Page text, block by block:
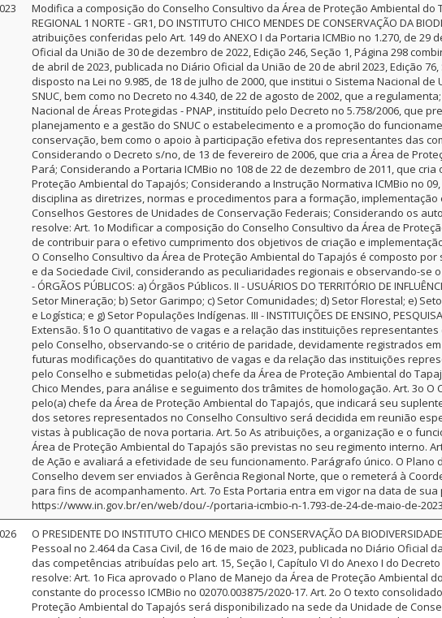
Modifica a composição do Conselho Consultivo da Área de Proteção Ambiental do
REGIONAL 1 NORTE - GR1, DO INSTITUTO CHICO MENDES DE CONSERVAÇÃO DA
atribuições conferidas pelo Art. 149 do ANEXO I da Portaria ICMBio no 1.270, de 29
Oficial da União de 30 de dezembro de 2022, Edição 246, Seção 1, Página 298
de abril de 2023, publicada no Diário Oficial da União de 20 de abril 2023, Edição
disposto na Lei no 9.985, de 18 de julho de 2000, que institui o Sistema Nacional
SNUC, bem como no Decreto no 4.340, de 22 de agosto de 2002, que a
Nacional de Áreas Protegidas - PNAP, instituído pelo Decreto no 5.758/2006, que
planejamento e a gestão do SNUC o estabelecimento e a promoção do
conservação, bem como o apoio à participação efetiva dos representantes das
Considerando o Decreto s/no, de 13 de fevereiro de 2006, que cria a Área de
Pará; Considerando a Portaria ICMBio no 108 de 22 de dezembro de 2011, que
Proteção Ambiental do Tapajós; Considerando a Instrução Normativa ICMBio no
disciplina as diretrizes, normas e procedimentos para a formação,
Conselhos Gestores de Unidades de Conservação Federais; Considerando os
resolve: Art. 1o Modificar a composição do Conselho Consultivo da Área de
de contribuir para o efetivo cumprimento dos objetivos de criação e
O Conselho Consultivo da Área de Proteção Ambiental do Tapajós é composto
e da Sociedade Civil, considerando as peculiaridades regionais e observando-se
- ÓRGÃOS PÚBLICOS: a) Órgãos Públicos. II - USUÁRIOS DO TERRITÓRIO DE
Setor Mineração; b) Setor Garimpo; c) Setor Comunidades; d) Setor Florestal; e)
e Logística; e g) Setor Populações Indígenas. III - INSTITUIÇÕES DE ENSINO,
Extensão. §1o O quantitativo de vagas e a relação das instituições
pelo Conselho, observando-se o critério de paridade, devidamente registrados
futuras modificações do quantitativo de vagas e da relação das instituições
pelo Conselho e submetidas pelo(a) chefe da Área de Proteção Ambiental do
Chico Mendes, para análise e seguimento dos trâmites de homologação. Art. 3o
pelo(a) chefe da Área de Proteção Ambiental do Tapajós, que indicará seu
dos setores representados no Conselho Consultivo será decidida em reunião
vistas à publicação de nova portaria. Art. 5o As atribuições, a organização e o
Área de Proteção Ambiental do Tapajós são previstas no seu regimento interno.
de Ação e avaliará a efetividade de seu funcionamento. Parágrafo único. O Plano
Conselho devem ser enviados à Gerência Regional Norte, que o remeterá à
para fins de acompanhamento. Art. 7o Esta Portaria entra em vigor na data de sua
https://www.in.gov.br/en/web/dou/-/portaria-icmbio-n-1.793-de-24-de-maio-de-
O PRESIDENTE DO INSTITUTO CHICO MENDES DE CONSERVAÇÃO DA
Pessoal no 2.464 da Casa Civil, de 16 de maio de 2023, publicada no Diário Oficial
das competências atribuídas pelo art. 15, Seção I, Capítulo VI do Anexo I do
resolve: Art. 1o Fica aprovado o Plano de Manejo da Área de Proteção Ambiental
constante do processo ICMBio no 02070.003875/2020-17. Art. 2o O texto
Proteção Ambiental do Tapajós será disponibilizado na sede da Unidade de